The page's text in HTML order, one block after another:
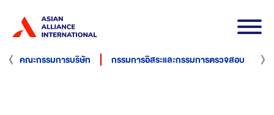
TH EN
คณะกรรมการบริษัท กรรมการอิสระและกรรมการตรวจสอบ